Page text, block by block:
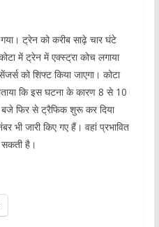
ट्रेन को करीब साढ़े चार घंटे
में ट्रेन में एक्स्ट्रा कोच लगाया
को शिफ्ट किया जाएगा। कोटा
कि इस घटना के कारण 8 से 10
बजे फिर से ट्रैफिक शुरू कर दिया
भी जारी किए गए हैं। वहां प्रभावित
सकती है।